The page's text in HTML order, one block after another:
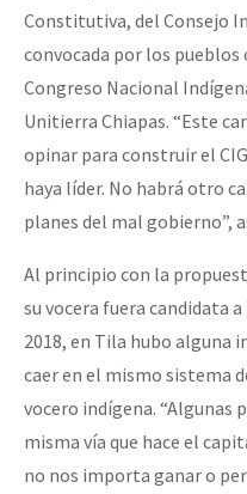
Constitutiva, del Consejo
convocada por los
Congreso Nacional
Unitierra Chiapas. “Este
opinar para construir el
haya líder. No habrá otro
planes del mal gobierno”,
Al principio con la
su vocera fuera candidata
2018, en Tila hubo alguna
caer en el mismo sistema
vocero indígena. “Algunas
misma vía que hace el
no nos importa ganar o